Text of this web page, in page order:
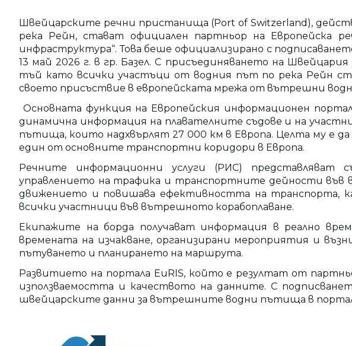
Швейцарските речни пристанища (Port of Switzerland),
река Рейн, стават официален партньор на Европейска
инфраструктура“. Това беше официализирано с
13 май 2026 г. в гр. Базел. С присъединяването на
тъй като всички участъци от водния път по река Рейн
своето присъствие в европейската мрежа от вътрешни
Основната функция на Европейския информационен
динамична информация на плавателните съдове и на
пътища, които надхвърлят 27 000 км в Европа. Целта му е да
един от основните транспортни коридори в Европа.
Речните информационни услуги (РИС) представляват
управлението на трафика и транспортните дейности във
движението и повишава ефективността на транспорта,
всички участници във вътрешното корабоплаване.
Екипажите на борда получават информация в реално
времената на изчакване, организирани мероприятия и
пътуването и планирането на маршрута.
Развитието на портала EuRIS, който е резултат от
използваемостта и качеството на данните. С
швейцарските данни за вътрешните водни пътища в